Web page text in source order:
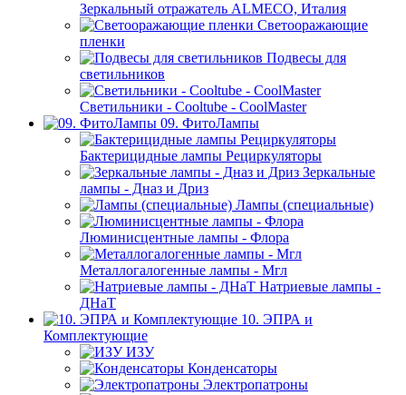
Зеркальный отражатель ALMECO, Италия
Светооражающие
пленки
Подвесы для
светильников
Светильники - Cooltube - CoolMaster
09. ФитоЛампы
Бактерицидные лампы Рециркуляторы
Зеркальные
лампы - Дназ и Дриз
Лампы (специальные)
Люминисцентные лампы - Флора
Металлогалогенные лампы - Мгл
Натриевые лампы -
ДНаТ
10. ЭПРА и
Комплектующие
ИЗУ
Конденсаторы
Электропатроны